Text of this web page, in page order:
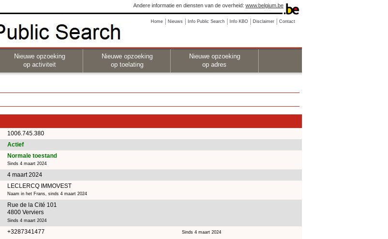
Andere informatie en diensten van de overheid: www.belgium.be
Home Nieuws Info Public Search Info KBO Disclaimer Contact
Nieuwe opzoeking
op activiteit
Nieuwe opzoeking
op toelating
Nieuwe opzoeking
op adres
1006.745.380
Actief
Normale toestand
Sinds 4 maart 2024
4 maart 2024
LECLERCQ IMMOVEST
Naam in het Frans, sinds 4 maart 2024
Rue de la Cité 101
4800 Verviers
Sinds 4 maart 2024
+3287341477 Sinds 4 maart 2024